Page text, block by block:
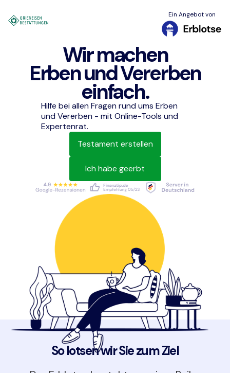
Ein Angebot von
Wir machen
Erben und Vererben
einfach.
Hilfe bei allen Fragen rund ums Erben
und Vererben - mit Online-Tools und
Expertenrat.
Testament erstellen
Ich habe geerbt
So lotsen wir Sie zum Ziel